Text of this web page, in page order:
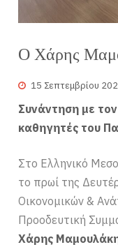
Ο Χάρης
15 Σεπτεμβρίου
Συνάντηση με
καθηγητές του
Στο Ελληνικό
το πρωί της
Οικονομικών &
Προοδευτική
Χάρης